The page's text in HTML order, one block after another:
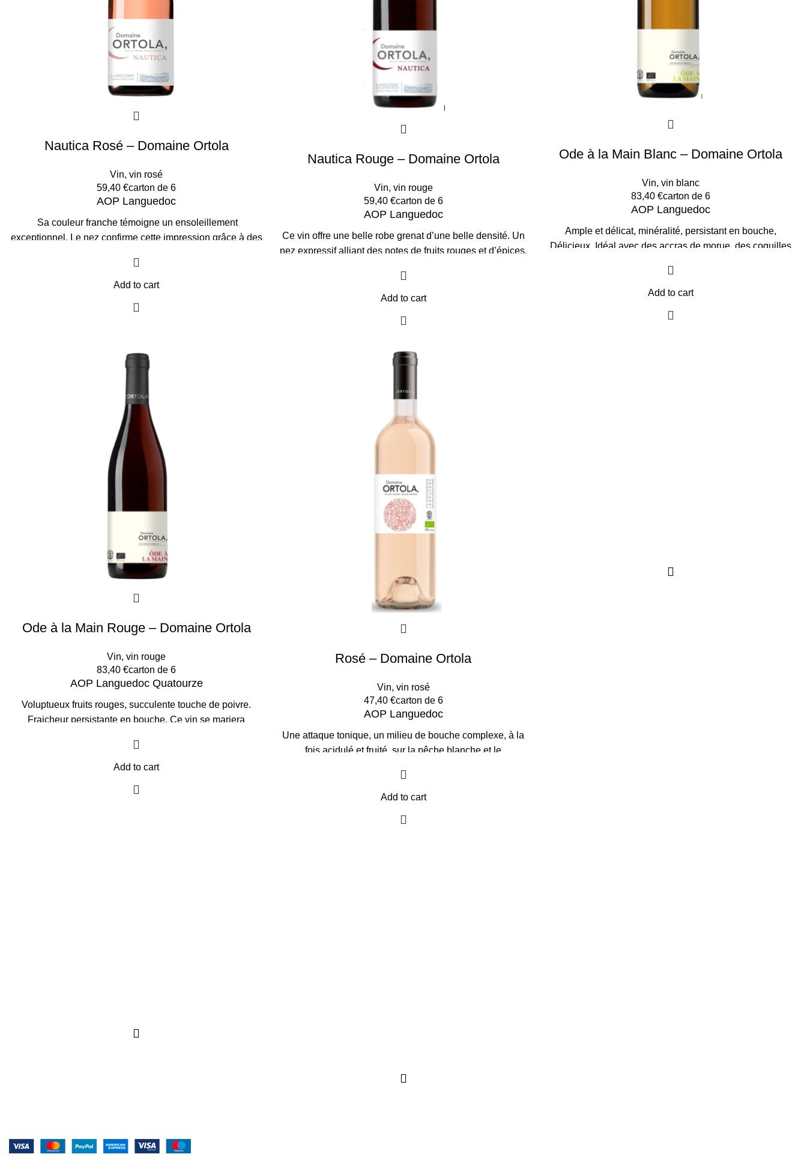
Nautica Rosé – Domaine Ortola
Vin,vin rosé
59,40€carton de 6
AOP Languedoc
Sa couleur franche témoigne un ensoleillement
exceptionnel. Le nez confirme cette impression grâce à des
puissante, ronde, irrésistible et d’une grande présence.
Idéal avec un melon au Porto, des brochettes de poulet
dangereux pour la santé, à consommer avec modération.
Add to cart
Nautica Rouge – Domaine Ortola
Vin, vin rouge
59,40 €carton de 6
AOP Languedoc
Ce vin offre une belle robe grenat d’une belle densité. Un
nez expressif alliant des notes de fruits rouges et d’épices.
bouche. Un ensemble harmonieux, associant finesse,
élégance et une finale sur des notes vanillées.
d'alcool est dangereux pour la santé, à consommer avec
Add to cart
Ode à la Main Blanc – Domaine Ortola
Vin, vin blanc
83,40 €carton de 6
AOP Languedoc
Ample et délicat, minéralité, persistant en bouche,
Délicieux. Idéal avec des accras de morue, des coquilles
d'alcool est dangereux pour la santé, à consommer avec
Prix par Carton de 6 bouteilles
Add to cart
Ode à la Main Rouge – Domaine Ortola
Vin,vin rouge
83,40€carton de 6
AOP Languedoc Quatourze
Voluptueux fruits rouges, succulente touche de poivre.
Fraicheur persistante en bouche. Ce vin se mariera
au feu de bois, un couscous, un tajine d’agneau aux
abricots ainsi qu’un plateau de fromages Languedociens. .
Prix par Carton de 6 bouteilles
Add to cart
Rosé – Domaine Ortola
Vin, vin rosé
47,40 €carton de 6
AOP Languedoc
Une attaque tonique, un milieu de bouche complexe, à la
fois acidulé et fruité, sur la pêche blanche et le
Idéal avec des filets de rougets, un poulet marengo ou des
L'Abus d'alcool est dangereux pour la
bouteilles
Add to cart